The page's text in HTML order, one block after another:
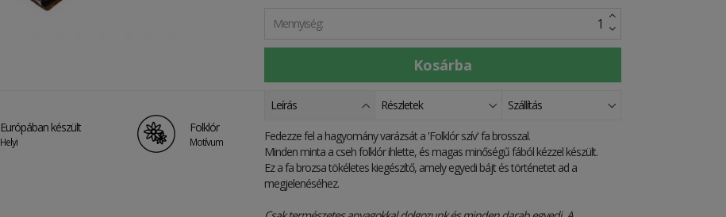
Mennyiség:
Európában készült
Helyi
Folklór
Motívum
Leírás Részletek Szállítás
Fedezze fel a hagyomány varázsát a 'Folklór szív' fa brosszal.
Minden minta a cseh folklór ihlette, és magas minőségű fából kézzel készült.
Ez a fa brozsa tökéletes kiegészítő, amely egyedi bájt és történetet ad a
megjelenéséhez.